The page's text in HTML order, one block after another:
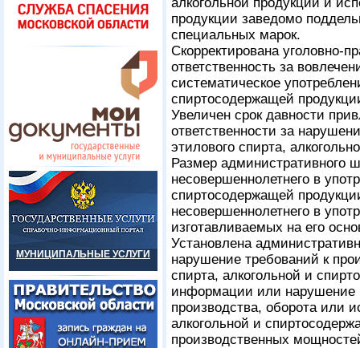
МУНИЦИПАЛЬНЫЕ УСЛУГИ
продукции заведомо
специальных марок.
Скорректирована уголовно-
ответственность за
систематическое
спиртосодержащей
Увеличен срок давности
ответственности за
этилового спирта,
Размер административного
несовершеннолетнего в
спиртосодержащей
несовершеннолетнего в
изготавливаемых на его
Установлена
нарушение требований к
спирта, алкогольной и
информации или нарушение
производства, оборота или
алкогольной и
производственных